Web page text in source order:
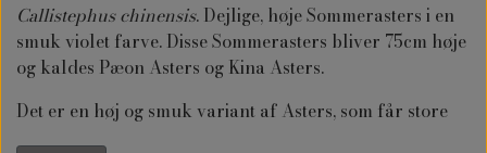
Callistephus chinensis. Dejlige, høje Sommerasters i en
smuk violet farve. Disse Sommerasters bliver 75cm høje
og kaldes Pæon Asters og Kina Asters.
Det er en høj og smuk variant af Asters, som får store